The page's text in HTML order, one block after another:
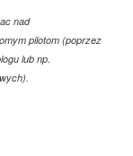
nad
pilotom (poprzez
lub np.